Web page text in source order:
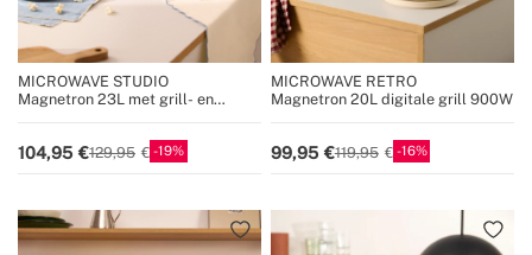
MICROWAVE STUDIO
Magnetron 23L met grill- en
104,95 129,95 19
MICROWAVE RETRO
Magnetron 20L digitale grill 900W
99,95 119,95 16